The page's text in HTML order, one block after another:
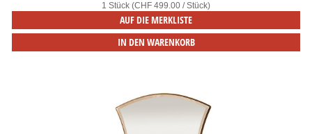
1 Stück (CHF 499.00 / Stück)
AUF DIE MERKLISTE
IN DEN WARENKORB